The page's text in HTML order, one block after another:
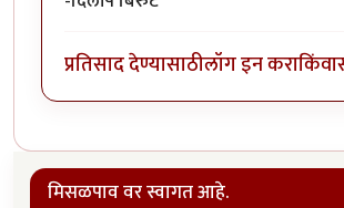
प्रतिसाद देण्यासाठीलॉग इन कराकिंवा
मिसळपाव वर स्वागत आहे.